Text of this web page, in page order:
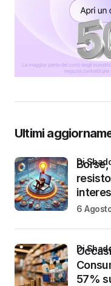
Ultimi
di
6
57%
di